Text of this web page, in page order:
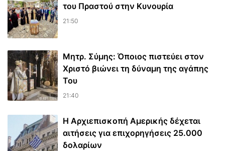
του Πραστού στην Κυνουρία
21:50
Μητρ. Σύμης: Όποιος πιστεύει στον
Χριστό βιώνει τη δύναμη της αγάπης
Του
21:40
Η Αρχιεπισκοπή Αμερικής δέχεται
αιτήσεις για επιχορηγήσεις 25.000
δολαρίων